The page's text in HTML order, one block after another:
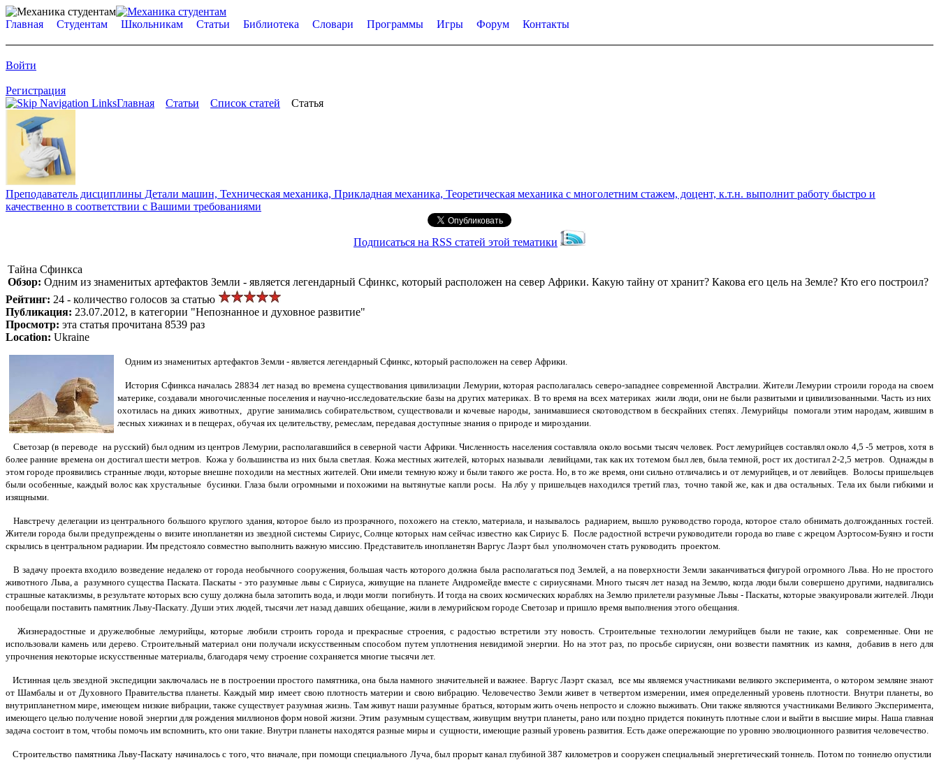
Главная Студентам Школьникам Статьи Библиотека Словари Программы Игры Форум Контакты
Войти
Регистрация
Главная
Статьи Список статей Статья
Преподаватель дисциплины Детали машин, Техническая механика, Прикладная механика, Теоретическая механика с многолетним стажем, доцент, к.т.н. выполнит работу быстро и
качественно в соответствии с Вашими требованиями
Подписаться на RSS статей этой тематики
Тайна Сфинкса
Обзор: Одним из знаменитых артефактов Земли - является легендарный Сфинкс, который расположен на север Африки. Какую тайну от хранит? Какова его цель на Земле? Кто его построил?
Рейтинг: 24 - количество голосов за статью
Публикация: 23.07.2012, в категории "Непознанное и духовное развитие"
Просмотр: эта статья прочитана 8539 раз
Location: Ukraine
Одним из знаменитых артефактов Земли - является легендарный Сфинкс, который расположен на север Африки.
История Сфинкса началась 28834 лет назад во времена существования цивилизации Лемурии, которая располагалась северо-западнее современной Австралии. Жители Лемурии строили города на своем
материке, создавали многочисленные поселения и научно-исследовательские базы на других материках. В то время на всех материках жили люди, они не были развитыми и цивилизованными. Часть из них
охотилась на диких животных, другие занимались собирательством, существовали и кочевые народы, занимавшиеся скотоводством в бескрайних степях. Лемурийцы помогали этим народам, жившим в
лесных хижинах и в пещерах, обучая их целительству, ремеслам, передавая доступные знания о природе и мироздании.
Светозар (в переводе на русский) был одним из центров Лемурии, располагавшийся в северной части Африки. Численность населения составляла около восьми тысяч человек. Рост лемурийцев составлял около 4,5 -5 метров, хотя в
более ранние времена он достигал шести метров. Кожа у большинства из них была светлая. Кожа местных жителей, которых называли левийцами, так как их тотемом был лев, была темной, рост их достигал 2-2,5 метров. Однажды в
этом городе проявились странные люди, которые внешне походили на местных жителей. Они имели темную кожу и были такого же роста. Но, в то же время, они сильно отличались и от лемурийцев, и от левийцев. Волосы пришельцев
были особенные, каждый волос как хрустальные бусинки. Глаза были огромными и похожими на вытянутые капли росы. На лбу у пришельцев находился третий глаз, точно такой же, как и два остальных. Тела их были гибкими и
изящными.
Навстречу делегации из центрального большого круглого здания, которое было из прозрачного, похожего на стекло, материала, и называлось радиарием, вышло руководство города, которое стало обнимать долгожданных гостей.
Жители города были предупреждены о визите инопланетян из звездной системы Сириус, Солнце которых нам сейчас известно как Сириус Б. После радостной встречи руководители города во главе с жрецом Аэртосом-Буянэ и гости
скрылись в центральном радиарии. Им предстояло совместно выполнить важную миссию. Представитель инопланетян Варгус Лаэрт был уполномочен стать руководить проектом.
В задачу проекта входило возведение недалеко от города необычного сооружения, большая часть которого должна была располагаться под Землей, а на поверхности Земли заканчиваться фигурой огромного Льва. Но не простого
животного Льва, а разумного существа Паската. Паскаты - это разумные львы с Сириуса, живущие на планете Андромейде вместе с сириусянами. Много тысяч лет назад на Землю, когда люди были совершено другими, надвигались
страшные катаклизмы, в результате которых всю сушу должна была затопить вода, и люди могли погибнуть. И тогда на своих космических кораблях на Землю прилетели разумные Львы - Паскаты, которые эвакуировали жителей. Люди
пообещали поставить памятник Льву-Паскату. Души этих людей, тысячи лет назад давших обещание, жили в лемурийском городе Светозар и пришло время выполнения этого обещания.
Жизнерадостные и дружелюбные лемурийцы, которые любили строить города и прекрасные строения, с радостью встретили эту новость. Строительные технологии лемурийцев были не такие, как современные. Они не
использовали камень или дерево. Строительный материал они получали искусственным способом путем уплотнения невидимой энергии. Но на этот раз, по просьбе сириусян, они возвести памятник из камня, добавив в него для
упрочнения некоторые искусственные материалы, благодаря чему строение сохраняется многие тысячи лет.
Истинная цель звездной экспедиции заключалась не в построении простого памятника, она была намного значительней и важнее. Варгус Лаэрт сказал, все мы являемся участниками великого эксперимента, о котором земляне знают
от Шамбалы и от Духовного Правительства планеты. Каждый мир имеет свою плотность материи и свою вибрацию. Человечество Земли живет в четвертом измерении, имея определенный уровень плотности. Внутри планеты, во
внутрипланетном мире, имеющем низкие вибрации, также существует разумная жизнь. Там живут наши разумные браться, которым жить очень непросто и сложно выживать. Они также являются участниками Великого Эксперимента,
имеющего целью получение новой энергии для рождения миллионов форм новой жизни. Этим разумным существам, живущим внутри планеты, рано или поздно придется покинуть плотные слои и выйти в высшие миры. Наша главная
задача состоит в том, чтобы помочь им вспомнить, кто они такие. Внутри планеты находятся разные миры и сущности, имеющие разный уровень развития. Есть даже опережающие по уровню эволюционного развития человечество.
Строительство памятника Льву-Паскату начиналось с того, что вначале, при помощи специального Луча, был прорыт канал глубиной 387 километров и сооружен специальный энергетический тоннель. Потом по тоннелю опустили